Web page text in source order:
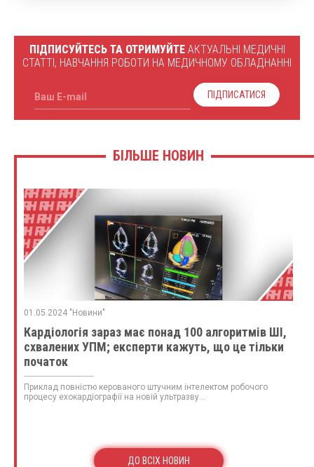
ПІДПИСУЙТЕСЬ ТА ОТРИМУЙТЕАКТУАЛЬНІ МЕДИЧНІ
СТАТТІ, НАВЧАННЯ РОБОТИ НА МЕДИЧНОМУ ОБЛАДНАННІ
Ваш E-mail ПІДПИСАТИСЯ
БІЛЬШЕ НОВИН
01.05.2024 "Новини"
Кардіологія зараз має понад 100 алгоритмів ШІ,
схвалених УПМ; експерти кажуть, що це тільки
початок
Приклад повністю керованого штучним інтелектом робочого
процесу ехокардіографії на новій ультразву...
ДО ВСІХ НОВИН